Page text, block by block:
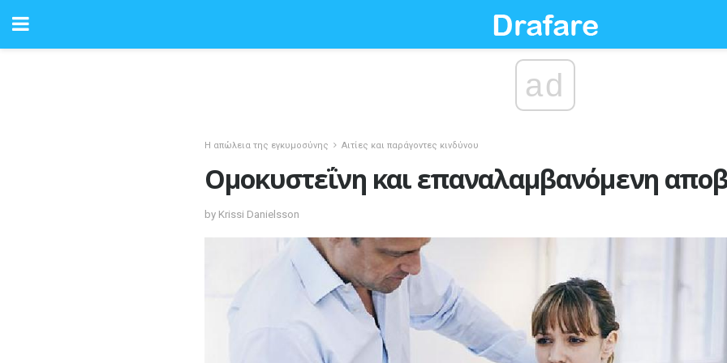
ad
Η απώλεια της εγκυμοσύνης Αιτίες και παράγοντες κινδύνου
Ομοκυστεΐνη και επαναλαμβανόμενη
by Krissi Danielsson